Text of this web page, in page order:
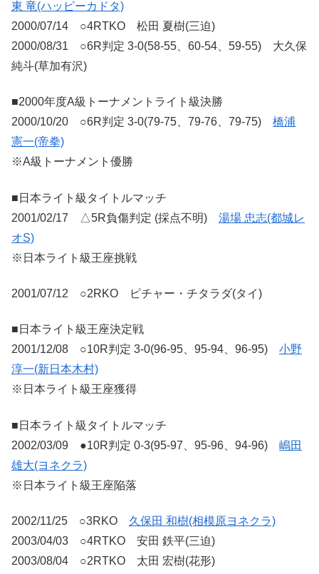
東 竜(ハッピーカドタ)
2000/07/14 ○4RTKO 松田 夏樹(三迫)
2000/08/31 ○6R判定 3-0(58-55、60-54、59-55) 大久保
純斗(草加有沢)
■2000年度A級トーナメントライト級決勝
2000/10/20 ○6R判定 3-0(79-75、79-76、79-75) 橋浦
憲一(帝拳)
※A級トーナメント優勝
■日本ライト級タイトルマッチ
2001/02/17 △5R負傷判定 (採点不明) 湯場 忠志(都城レ
オS)
※日本ライト級王座挑戦
2001/07/12 ○2RKO ピチャー・チタラダ(タイ)
■日本ライト級王座決定戦
2001/12/08 ○10R判定 3-0(96-95、95-94、96-95) 小野
淳一(新日本木村)
※日本ライト級王座獲得
■日本ライト級タイトルマッチ
2002/03/09 ●10R判定 0-3(95-97、95-96、94-96) 嶋田
雄大(ヨネクラ)
※日本ライト級王座陥落
2002/11/25 ○3RKO 久保田 和樹(相模原ヨネクラ)
2003/04/03 ○4RTKO 安田 鉄平(三迫)
2003/08/04 ○2RTKO 太田 宏樹(花形)